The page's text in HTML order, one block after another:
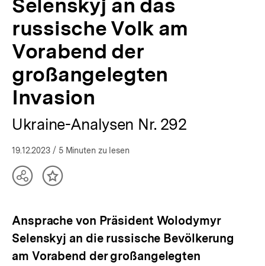
Analysen
bpb.de
Selenskyj an das
russische Volk am
Vorabend der
großangelegten
Invasion
Ukraine-Analysen Nr. 292
19.12.2023 / 5 Minuten zu lesen
TeilenInhalt
Ansprache von Präsident Wolodymyr
Selenskyj an die russische Bevölkerung
am Vorabend der großangelegten